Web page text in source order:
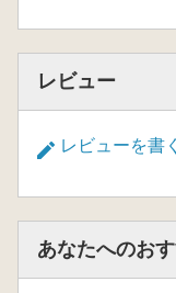
レビュー
レビューを書く
あなたへのお